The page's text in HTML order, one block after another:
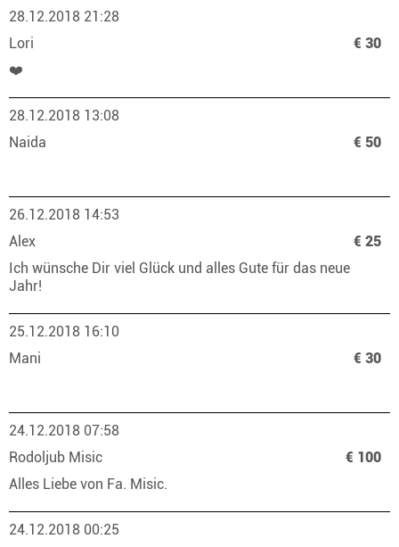
28.12.2018 21:28
Lori
€ 30
❤️
28.12.2018 13:08
Naida
€ 50
26.12.2018 14:53
Alex
€ 25
Ich wünsche Dir viel Glück und alles Gute für das neue
Jahr!
25.12.2018 16:10
Mani
€ 30
24.12.2018 07:58
Rodoljub Misic
€ 100
Alles Liebe von Fa. Misic.
24.12.2018 00:25